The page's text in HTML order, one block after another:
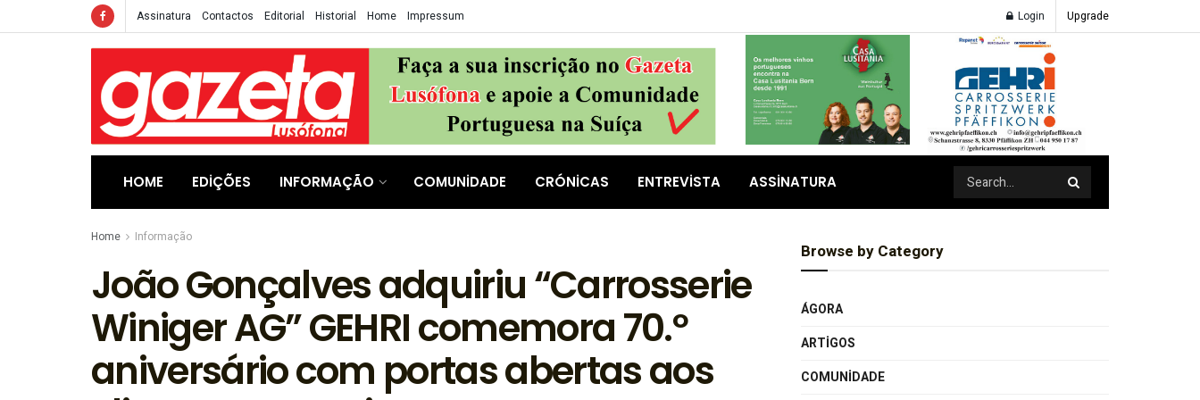
Assinatura Contactos Editorial Historial Home Impressum Login Upgrade
HOME EDIÇÕES INFORMAÇÃO COMUNIDADE CRÓNICAS ENTREVISTA ASSINATURA
Home Informação
João Gonçalves adquiriu “Carrosserie
Winiger AG” GEHRI comemora 70.º
aniversário com portas abertas aos
Browse by Category
ÁGORA
ARTIGOS
COMUNIDADE